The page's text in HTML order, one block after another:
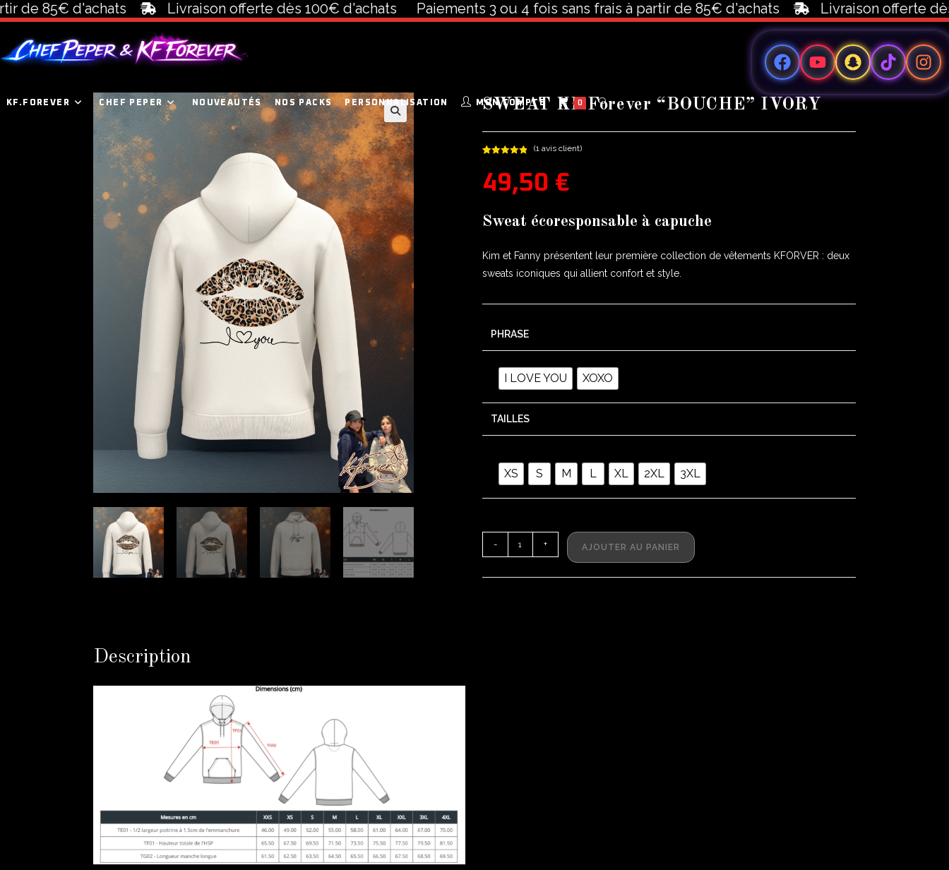
d'achats Livraison offerte dès 100€ d'achats Paiements 3 ou 4 fois sans frais à partir de 85€ d'achats Livraison offerte dès 100€
KF.FOREVER CHEF PEPER NOUVEAUTÉS NOS PACKS PERSONNALISATION MON COMPTE 0
🔍
SWEAT KF.Forever “BOUCHE” IVORY
sur 5
basé sur
client
(1 avis client)
49,50 €
Sweat écoresponsable à capuche
Kim et Fanny présentent leur première collection de vêtements KFORVER : deux
sweats iconiques qui allient confort et style.
PHRASE
I LOVE YOU XOXO
TAILLES
XS S M L XL 2XL 3XL
- + AJOUTER AU PANIER
Description